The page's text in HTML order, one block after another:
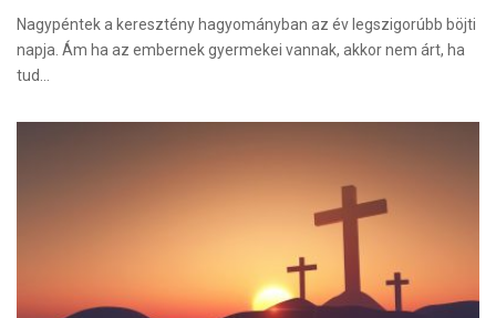
Nagypéntek a keresztény hagyományban az év legszigorúbb böjti
napja. Ám ha az embernek gyermekei vannak, akkor nem árt, ha
tud…